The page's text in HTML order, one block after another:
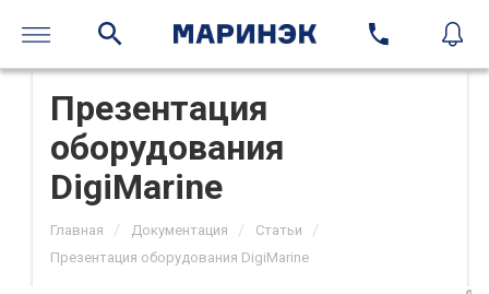
Презентация
оборудования
DigiMarine
Главная / Документация / Статьи /
Презентация оборудования DigiMarine